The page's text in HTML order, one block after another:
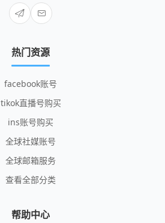
热门资源
facebook账号
tikok直播号购买
ins账号购买
全球社媒账号
全球邮箱服务
查看全部分类
帮助中心